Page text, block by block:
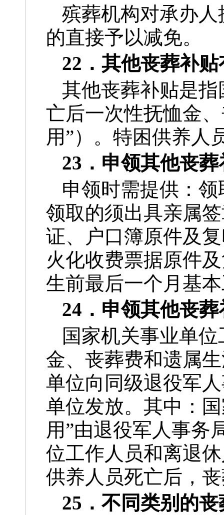
殡葬机构对承办
的直接予以减免。
22．其他丧葬补
其他丧葬补贴是
亡后一次性抚恤金
用”）。特困供养人
23．申领其他丧
申领时需提供：
领取的须出具亲属
证、户口簿原件及
火化收费票据原件
生前最后一个月基
24．申领其他丧
国家机关事业单
金、丧葬费和遗属
单位向同级退役军
单位发放。其中：
用”由退役军人事务
位工作人员和离退
供养人员死亡后，
25．不同类别的